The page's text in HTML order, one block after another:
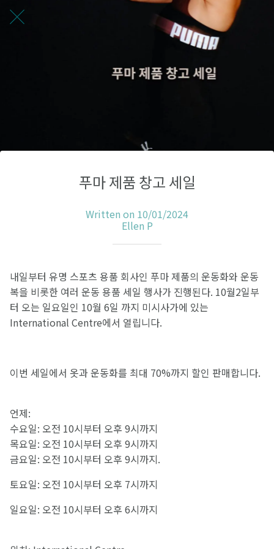
푸마 제품 창고 세일
Written on 10/01/2024
Ellen P
내일부터 유명 스포츠 용품 회사인 푸마 제품의 운동화와 운동
복을 비롯한 여러 운동 용품 세일 행사가 진행된다. 10월2일부
터 오는 일요일인 10월 6일 까지 미시사가에 있는
International Centre에서 열립니다.
이번 세일에서 옷과 운동화를 최대 70%까지 할인 판매합니다.
언제:
수요일: 오전 10시부터 오후 9시까지
목요일: 오전 10시부터 오후 9시까지
금요일: 오전 10시부터 오후 9시까지.
토요일: 오전 10시부터 오후 7시까지
일요일: 오전 10시부터 오후 6시까지